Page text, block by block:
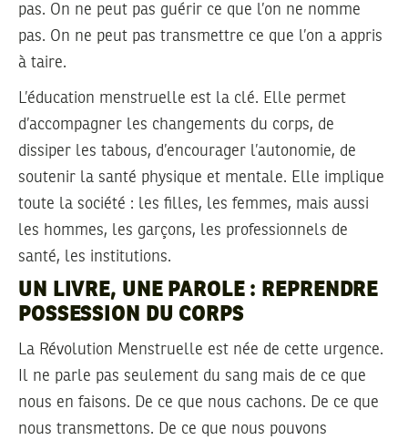
pas. On ne peut pas guérir ce que l’on ne nomme
pas. On ne peut pas transmettre ce que l’on a appris
à taire.
L’éducation menstruelle est la clé. Elle permet
d’accompagner les changements du corps, de
dissiper les tabous, d’encourager l’autonomie, de
soutenir la santé physique et mentale. Elle implique
toute la société : les filles, les femmes, mais aussi
les hommes, les garçons, les professionnels de
santé, les institutions.
UN LIVRE, UNE PAROLE : REPRENDRE
POSSESSION DU CORPS
La Révolution Menstruelle est née de cette urgence.
Il ne parle pas seulement du sang mais de ce que
nous en faisons. De ce que nous cachons. De ce que
nous transmettons. De ce que nous pouvons